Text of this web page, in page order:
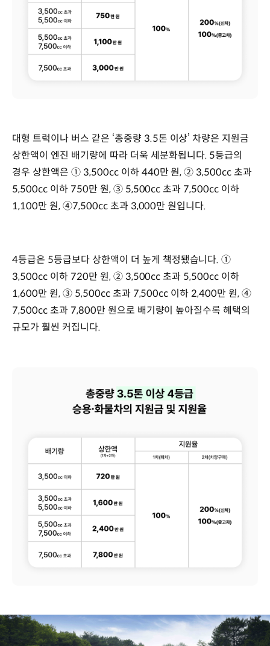
대형 트럭이나 버스 같은 ‘총중량 3.5톤 이상’ 차량은 지원금
상한액이 엔진 배기량에 따라 더욱 세분화됩니다. 5등급의
경우 상한액은 ① 3,500cc 이하 440만 원, ② 3,500cc 초과
5,500cc 이하 750만 원, ③ 5,500cc 초과 7,500cc 이하
1,100만 원, ④7,500cc 초과 3,000만 원입니다.
4등급은 5등급보다 상한액이 더 높게 책정됐습니다. ①
3,500cc 이하 720만 원, ② 3,500cc 초과 5,500cc 이하
1,600만 원, ③ 5,500cc 초과 7,500cc 이하 2,400만 원, ④
7,500cc 초과 7,800만 원으로 배기량이 높아질수록 혜택의
규모가 훨씬 커집니다.